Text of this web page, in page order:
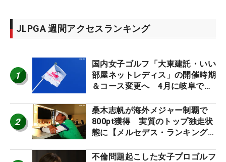
JLPGA 週間アクセスランキング
1
国内女子ゴルフ「大東建託・いい
部屋ネットレディス」の開催時期
＆コース変更へ 4月に岐阜で開
2
桑木志帆が海外メジャー制覇で
800pt獲得 実質のトップ独走状
態に【メルセデス・ランキング番
不倫問題起こした女子プロゴルフ